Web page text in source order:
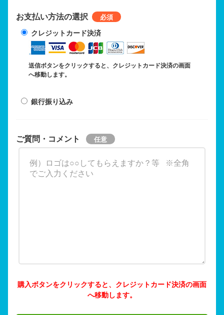
お支払い方法の選択
クレジットカード決済
送信ボタンをクリックすると、クレジットカード決済の画面
へ移動します。
銀行振り込み
ご質問・コメント
購入ボタンをクリックすると、クレジットカード決済の画面
へ移動します。